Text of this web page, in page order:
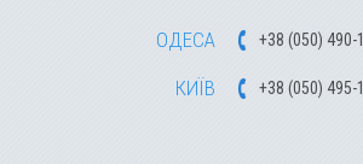
ОДЕСА +38 (050) 490-1
КИЇВ +38 (050) 495-1